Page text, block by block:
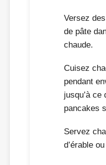
Versez
de pâte
chaude.
Cuisez
pendant
jusqu’à ce
pancakes
Servez
d’érable